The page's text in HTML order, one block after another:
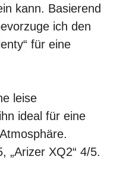
kann. Basierend
ich den
für eine
leise
ideal für eine
„Arizer XQ2“ 4/5.